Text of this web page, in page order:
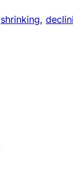
shrinking,